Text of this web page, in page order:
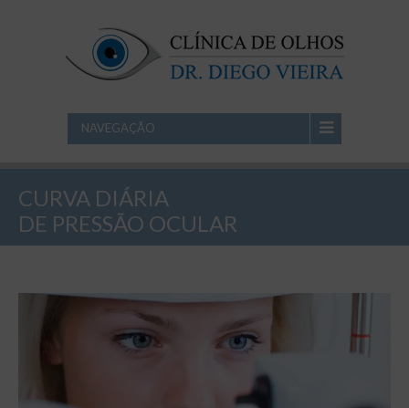
NAVEGAÇÃO
CURVA DIÁRIA
DE PRESSÃO OCULAR